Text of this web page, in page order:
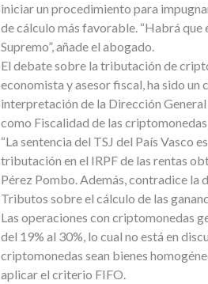
iniciar un procedimiento para
de cálculo más favorable. “Habrá
Supremo”, añade el abogado.
El debate sobre la tributación de
economista y asesor fiscal, ha sido
interpretación de la Dirección
como Fiscalidad de las
“La sentencia del TSJ del País Vasco
tributación en el IRPF de las rentas
Pérez Pombo. Además, contradice
Tributos sobre el cálculo de las
Las operaciones con criptomonedas
del 19% al 30%, lo cual no está en
criptomonedas sean bienes
aplicar el criterio FIFO.